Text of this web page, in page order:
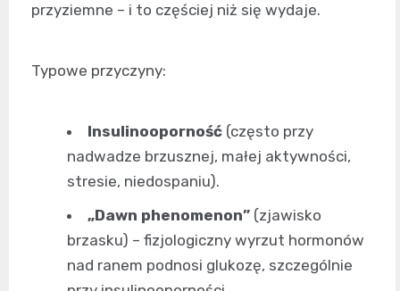
przyziemne – i to częściej niż się wydaje.
Typowe przyczyny:
Insulinooporność (często przy
nadwadze brzusznej, małej aktywności,
stresie, niedospaniu).
„Dawn phenomenon” (zjawisko
brzasku) – fizjologiczny wyrzut hormonów
nad ranem podnosi glukozę, szczególnie